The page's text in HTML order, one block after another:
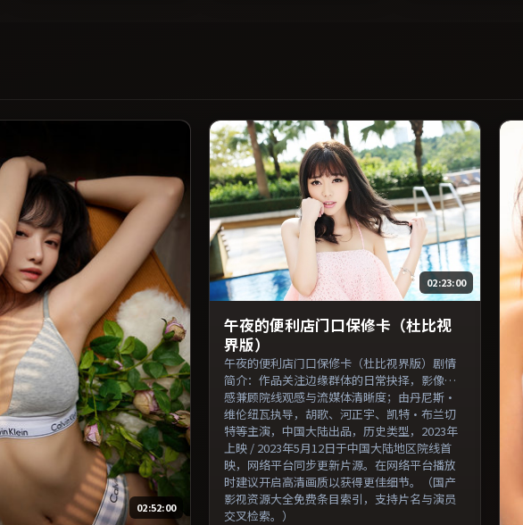
（国产影视资源大全免费条
目索引，支持片名与演员交
叉检索。）
02:52:00
02:23:00
午夜的便利店门口保修卡（杜比视
界版）
午夜的便利店门口保修卡（杜比视界版）剧情
简介：作品关注边缘群体的日常抉择，影像质
感兼顾院线观感与流媒体清晰度；由丹尼斯·
维伦纽瓦执导，胡歌、河正宇、凯特·布兰切
特等主演，中国大陆出品，历史类型，2023年
上映 / 2023年5月12日于中国大陆地区院线首
映，网络平台同步更新片源。在网络平台播放
时建议开启高清画质以获得更佳细节。（国产
影视资源大全免费条目索引，支持片名与演员
交叉检索。）